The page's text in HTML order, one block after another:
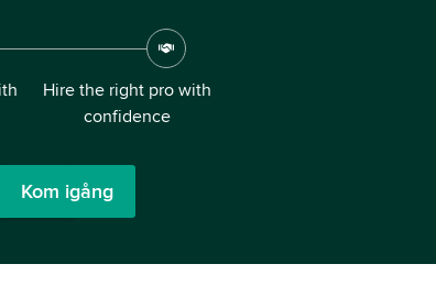
Hire the right pro with
confidence
Kom igång